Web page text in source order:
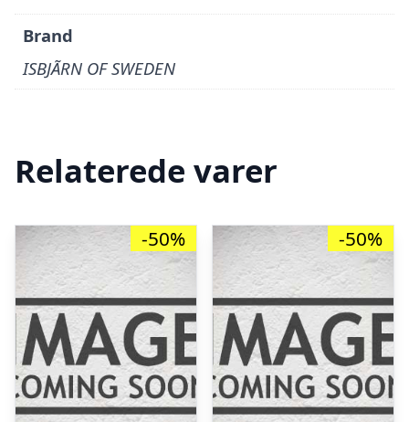
Brand
ISBJÃRN OF SWEDEN
Relaterede varer
-50% -50%